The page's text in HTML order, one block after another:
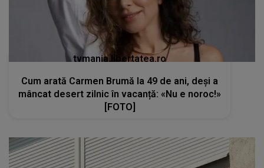
tvmania.libertatea.ro
Cum arată Carmen Brumă la 49 de ani, deși a
mâncat desert zilnic în vacanță: «Nu e noroc!»
[FOTO]